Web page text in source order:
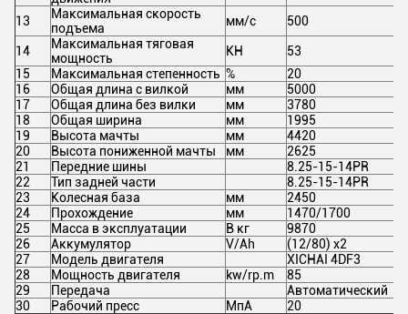
13
Максимальная скорость
подъема
мм/с 500
14
Максимальная тяговая
мощность
КН
53
15
Максимальная степенность %
20
16
Общая длина с вилкой мм
5000
17
Общая длина без вилки мм
3780
18
Общая ширина мм
1995
19
Высота мачты мм
4420
20
Высота пониженной мачты мм
2625
21
Передние шины
8.25-15-14PR
22
Тип задней части
8.25-15-14PR
23
Колесная база мм
2450
24
Прохождение мм
1470/1700
25
Масса в эксплуатации В кг
9870
26
Аккумулятор V/Ah (12/80) х2
27
Модель двигателя
XICHAI 4DF3
28
Мощность двигателя kw/rp.m
85
29
Передача
Автоматический
30
Рабочий пресс МпА 20